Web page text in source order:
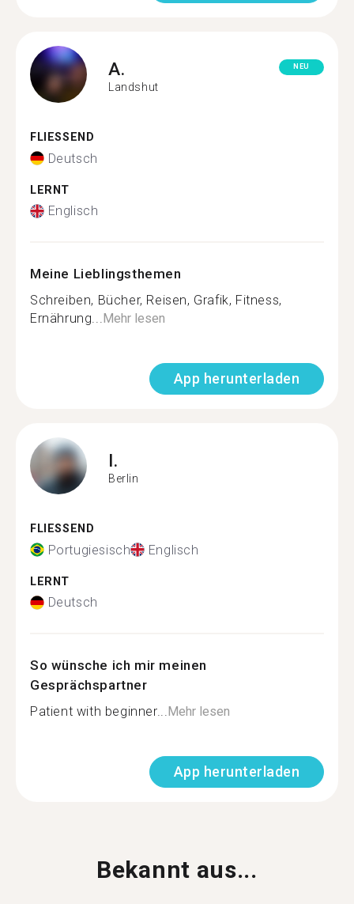
A.
Landshut
NEU
FLIESSEND
Deutsch
LERNT
Englisch
Meine Lieblingsthemen
Schreiben, Bücher, Reisen, Grafik, Fitness,
Ernährung...Mehr lesen
App herunterladen
I.
Berlin
FLIESSEND
Portugiesisch Englisch
LERNT
Deutsch
So wünsche ich mir meinen
Gesprächspartner
Patient with beginner...Mehr lesen
App herunterladen
Bekannt aus...